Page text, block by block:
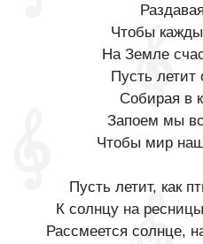
Чтобы
На Земле
Пусть летит
Собирая в
Запоем мы
Чтобы мир
Пусть летит, как
К солнцу на
Рассмеется солнце,